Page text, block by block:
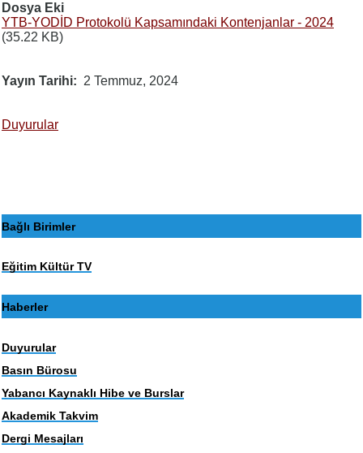
Dosya Eki
YTB-YODİD Protokolü Kapsamındaki Kontenjanlar - 2024
(35.22 KB)
Yayın Tarihi 2 Temmuz, 2024
Duyurular
Bağlı Birimler
Eğitim Kültür TV
Haberler
Duyurular
Basın Bürosu
Yabancı Kaynaklı Hibe ve Burslar
Akademik Takvim
Dergi Mesajları